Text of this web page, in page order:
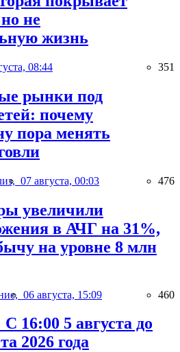
не
жизнь
08:44 351
рынки под
почему
пора менять
07 августа, 00:03 476
увеличили
в АЧГ на 31%,
на уровне 8 млн
06 августа, 15:09 460
16:00 5 августа до
2026 года